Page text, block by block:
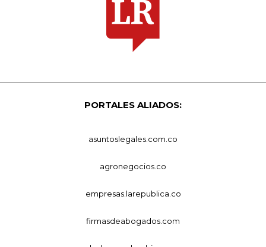
PORTALES ALIADOS:
asuntoslegales.com.co
agronegocios.co
empresas.larepublica.co
firmasdeabogados.com